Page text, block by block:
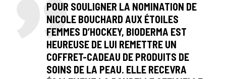
POUR SOULIGNER LA NOMINATION DE
NICOLE BOUCHARD AUX ÉTOILES
FEMMES D’HOCKEY, BIODERMA EST
HEUREUSE DE LUI REMETTRE UN
COFFRET-CADEAU DE PRODUITS DE
SOINS DE LA PEAU. ELLE RECEVRA